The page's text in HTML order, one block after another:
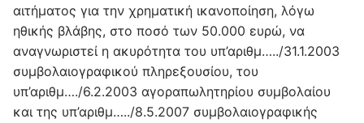
αιτήματος για την χρηματική ικανοποίηση, λόγω
ηθικής βλάβης, στο ποσό των 50.000 ευρώ, να
αναγνωριστεί η ακυρότητα του υπ’αριθμ…../31.1.2003
συμβολαιογραφικού πληρεξουσίου, του
υπ’αριθμ…./6.2.2003 αγοραπωλητηρίου συμβολαίου
και της υπ’αριθμ…../8.5.2007 συμβολαιογραφικής